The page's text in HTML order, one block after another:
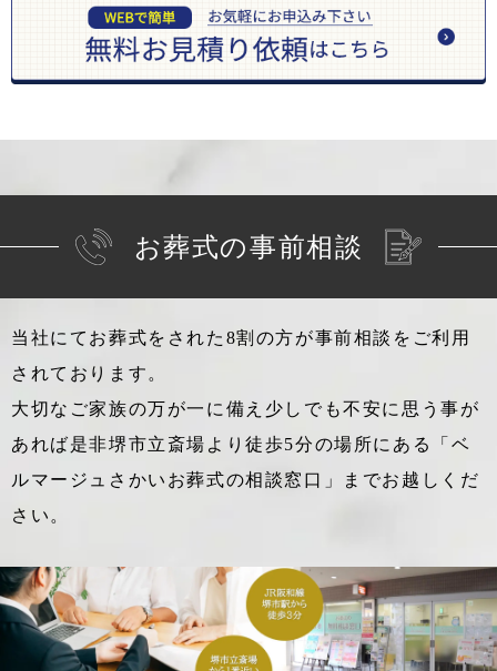
お葬式の事前相談
当社にてお葬式をされた8割の方が事前相談をご利用
されております。
大切なご家族の万が一に備え少しでも不安に思う事が
あれば是非堺市立斎場より徒歩5分の場所にある「ベ
ルマージュさかいお葬式の相談窓口」までお越しくだ
さい。